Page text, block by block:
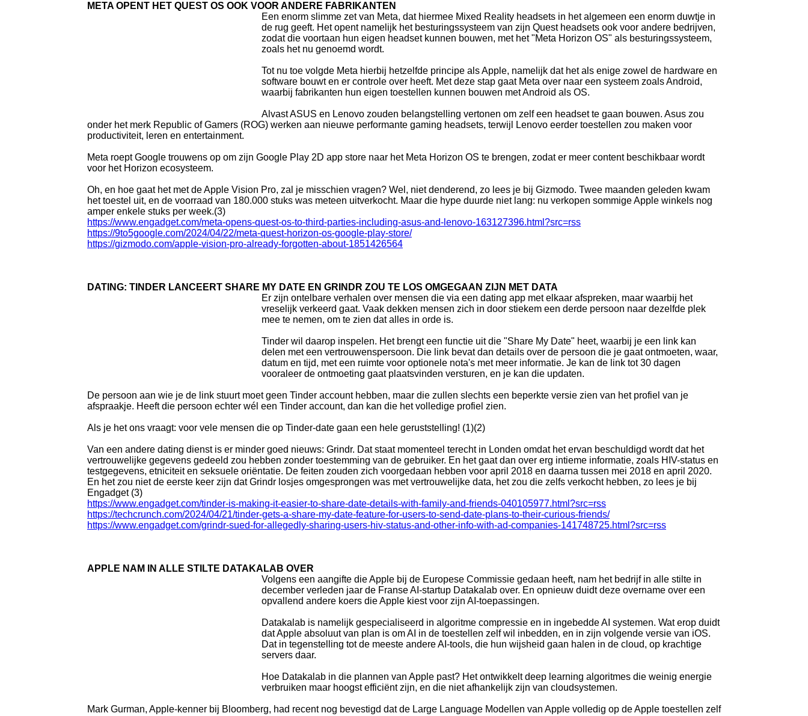
META OPENT HET QUEST OS OOK VOOR ANDERE FABRIKANTEN
Een enorm slimme zet van Meta, dat hiermee Mixed Reality headsets in het algemeen een enorm duwtje in
de rug geeft. Het opent namelijk het besturingssysteem van zijn Quest headsets ook voor andere bedrijven,
zodat die voortaan hun eigen headset kunnen bouwen, met het "Meta Horizon OS" als besturingssysteem,
zoals het nu genoemd wordt.
Tot nu toe volgde Meta hierbij hetzelfde principe als Apple, namelijk dat het als enige zowel de hardware en
software bouwt en er controle over heeft. Met deze stap gaat Meta over naar een systeem zoals Android,
waarbij fabrikanten hun eigen toestellen kunnen bouwen met Android als OS.
Alvast ASUS en Lenovo zouden belangstelling vertonen om zelf een headset te gaan bouwen. Asus zou
onder het merk Republic of Gamers (ROG) werken aan nieuwe performante gaming headsets, terwijl Lenovo eerder toestellen zou maken voor
productiviteit, leren en entertainment.
Meta roept Google trouwens op om zijn Google Play 2D app store naar het Meta Horizon OS te brengen, zodat er meer content beschikbaar wordt
voor het Horizon ecosysteem.
Oh, en hoe gaat het met de Apple Vision Pro, zal je misschien vragen? Wel, niet denderend, zo lees je bij Gizmodo. Twee maanden geleden kwam
het toestel uit, en de voorraad van 180.000 stuks was meteen uitverkocht. Maar die hype duurde niet lang: nu verkopen sommige Apple winkels nog
amper enkele stuks per week.(3)
https://www.engadget.com/meta-opens-quest-os-to-third-parties-including-asus-and-lenovo-163127396.html?src=rss
https://9to5google.com/2024/04/22/meta-quest-horizon-os-google-play-store/
https://gizmodo.com/apple-vision-pro-already-forgotten-about-1851426564
DATING: TINDER LANCEERT SHARE MY DATE EN GRINDR ZOU TE LOS OMGEGAAN ZIJN MET DATA
Er zijn ontelbare verhalen over mensen die via een dating app met elkaar afspreken, maar waarbij het
vreselijk verkeerd gaat. Vaak dekken mensen zich in door stiekem een derde persoon naar dezelfde plek
mee te nemen, om te zien dat alles in orde is.
Tinder wil daarop inspelen. Het brengt een functie uit die "Share My Date" heet, waarbij je een link kan
delen met een vertrouwenspersoon. Die link bevat dan details over de persoon die je gaat ontmoeten, waar,
datum en tijd, met een ruimte voor optionele nota's met meer informatie. Je kan de link tot 30 dagen
vooraleer de ontmoeting gaat plaatsvinden versturen, en je kan die updaten.
De persoon aan wie je de link stuurt moet geen Tinder account hebben, maar die zullen slechts een beperkte versie zien van het profiel van je
afspraakje. Heeft die persoon echter wél een Tinder account, dan kan die het volledige profiel zien.
Als je het ons vraagt: voor vele mensen die op Tinder-date gaan een hele geruststelling! (1)(2)
Van een andere dating dienst is er minder goed nieuws: Grindr. Dat staat momenteel terecht in Londen omdat het ervan beschuldigd wordt dat het
vertrouwelijke gegevens gedeeld zou hebben zonder toestemming van de gebruiker. En het gaat dan over erg intieme informatie, zoals HIV-status en
testgegevens, etniciteit en seksuele oriëntatie. De feiten zouden zich voorgedaan hebben voor april 2018 en daarna tussen mei 2018 en april 2020.
En het zou niet de eerste keer zijn dat Grindr losjes omgesprongen was met vertrouwelijke data, het zou die zelfs verkocht hebben, zo lees je bij
Engadget (3)
https://www.engadget.com/tinder-is-making-it-easier-to-share-date-details-with-family-and-friends-040105977.html?src=rss
https://techcrunch.com/2024/04/21/tinder-gets-a-share-my-date-feature-for-users-to-send-date-plans-to-their-curious-friends/
https://www.engadget.com/grindr-sued-for-allegedly-sharing-users-hiv-status-and-other-info-with-ad-companies-141748725.html?src=rss
APPLE NAM IN ALLE STILTE DATAKALAB OVER
Volgens een aangifte die Apple bij de Europese Commissie gedaan heeft, nam het bedrijf in alle stilte in
december verleden jaar de Franse AI-startup Datakalab over. En opnieuw duidt deze overname over een
opvallend andere koers die Apple kiest voor zijn AI-toepassingen.
Datakalab is namelijk gespecialiseerd in algoritme compressie en in ingebedde AI systemen. Wat erop duidt
dat Apple absoluut van plan is om AI in de toestellen zelf wil inbedden, en in zijn volgende versie van iOS.
Dat in tegenstelling tot de meeste andere AI-tools, die hun wijsheid gaan halen in de cloud, op krachtige
servers daar.
Hoe Datakalab in die plannen van Apple past? Het ontwikkelt deep learning algoritmes die weinig energie
verbruiken maar hoogst efficiënt zijn, en die niet afhankelijk zijn van cloudsystemen.
Mark Gurman, Apple-kenner bij Bloomberg, had recent nog bevestigd dat de Large Language Modellen van Apple volledig op de Apple toestellen zelf